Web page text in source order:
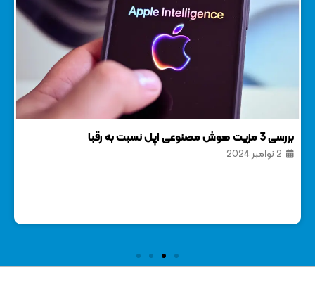
بررسی 3 مزیت هوش مصنوعی اپل نسبت به رقبا